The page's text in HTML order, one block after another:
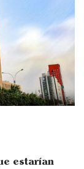
estarían